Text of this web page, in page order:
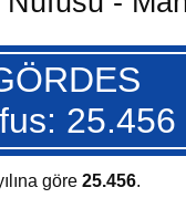
25.456
göre 25.456.